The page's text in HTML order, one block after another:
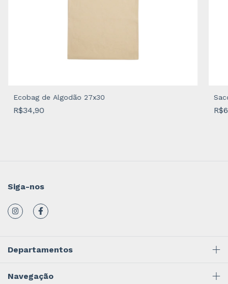
Ecobag de Algodão 27x30
R$34,90
Siga-nos
Departamentos
Navegação